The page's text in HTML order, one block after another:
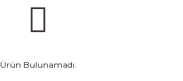
Ürün Bulunamadı.